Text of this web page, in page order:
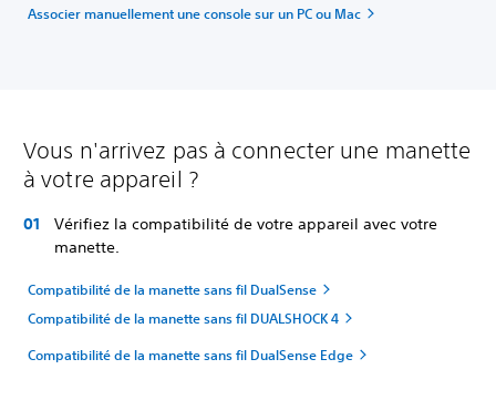
Associer manuellement une console sur un PC ou Mac
Vous n'arrivez pas à connecter une manette
à votre appareil ?
Vérifiez la compatibilité de votre appareil avec votre
manette.
Compatibilité de la manette sans fil DualSense
Compatibilité de la manette sans fil DUALSHOCK 4
Compatibilité de la manette sans fil DualSense Edge